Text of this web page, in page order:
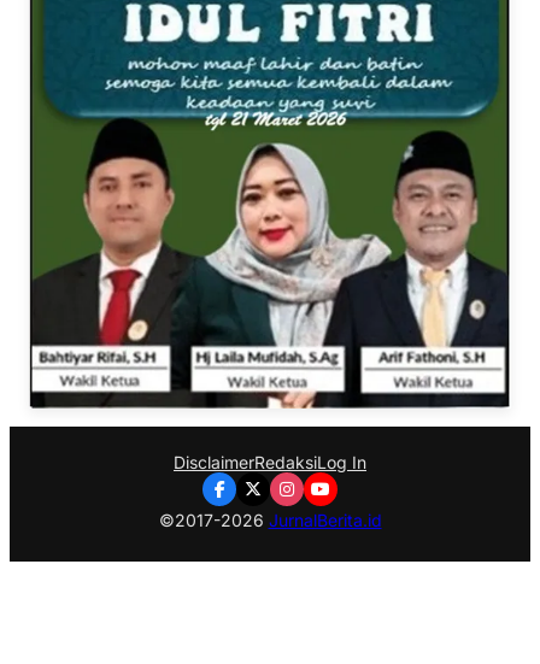
DisclaimerRedaksiLog In
©2017-2026 JurnalBerita.id